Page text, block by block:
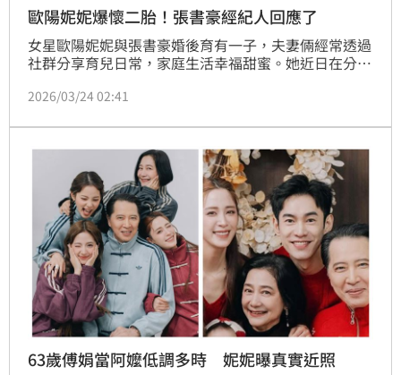
歐陽妮妮爆懷二胎！張書豪經紀人回應了
女星歐陽妮妮與張書豪婚後育有一子，夫妻倆經常透過
社群分享育兒日常，家庭生活幸福甜蜜。她近日在分享
意外掀起網友熱議，對此張書豪經紀人也出面回應。
2026/03/24 02:41
63歲傅娟當阿嬤低調多時 妮妮曝真實近照